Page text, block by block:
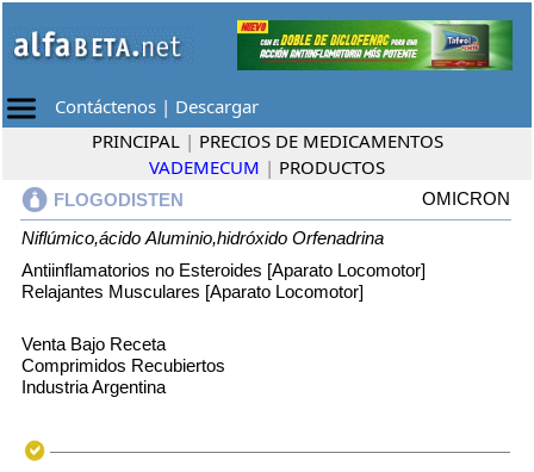
Contáctenos | Descargar
PRINCIPAL | PRECIOS DE MEDICAMENTOS
VADEMECUM | PRODUCTOS
FLOGODISTEN
OMICRON
Niflúmico,ácido Aluminio,hidróxido Orfenadrina
Antiinflamatorios no Esteroides [Aparato Locomotor]
Relajantes Musculares [Aparato Locomotor]
Venta Bajo Receta
Comprimidos Recubiertos
Industria Argentina